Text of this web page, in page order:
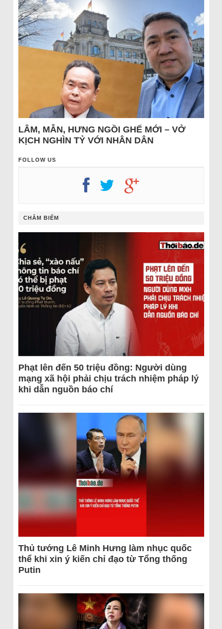
LÂM, MẪN, HƯNG NGỒI GHẾ MỚI – VỞ
KỊCH NGHÌN TỶ VỚI NHÂN DÂN
FOLLOW US
CHÂM BIẾM
Phạt lên đến 50 triệu đồng: Người dùng
mạng xã hội phải chịu trách nhiệm pháp lý
khi dẫn nguồn báo chí
Thủ tướng Lê Minh Hưng làm nhục quốc
thể khi xin ý kiến chỉ đạo từ Tổng thống
Putin